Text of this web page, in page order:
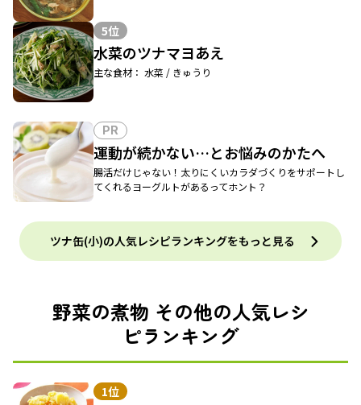
5位
水菜のツナマヨあえ
主な食材： 水菜 / きゅうり
PR
運動が続かない…とお悩みのかたへ
腸活だけじゃない！太りにくいカラダづくりをサポートし
てくれるヨーグルトがあるってホント？
ツナ缶(小)の人気レシピランキングをもっと見る
野菜の煮物 その他の人気レシ
ピランキング
1位